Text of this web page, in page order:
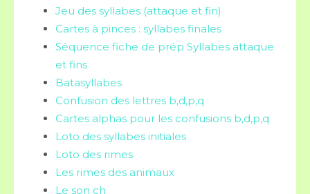
Jeu des syllabes (attaque et fin)
Cartes à pinces : syllabes finales
Séquence fiche de prép Syllabes attaque
et fins
Batasyllabes
Confusion des lettres b,d,p,q
Cartes alphas pour les confusions b,d,p,q
Loto des syllabes initiales
Loto des rimes
Les rimes des animaux
Le son ch